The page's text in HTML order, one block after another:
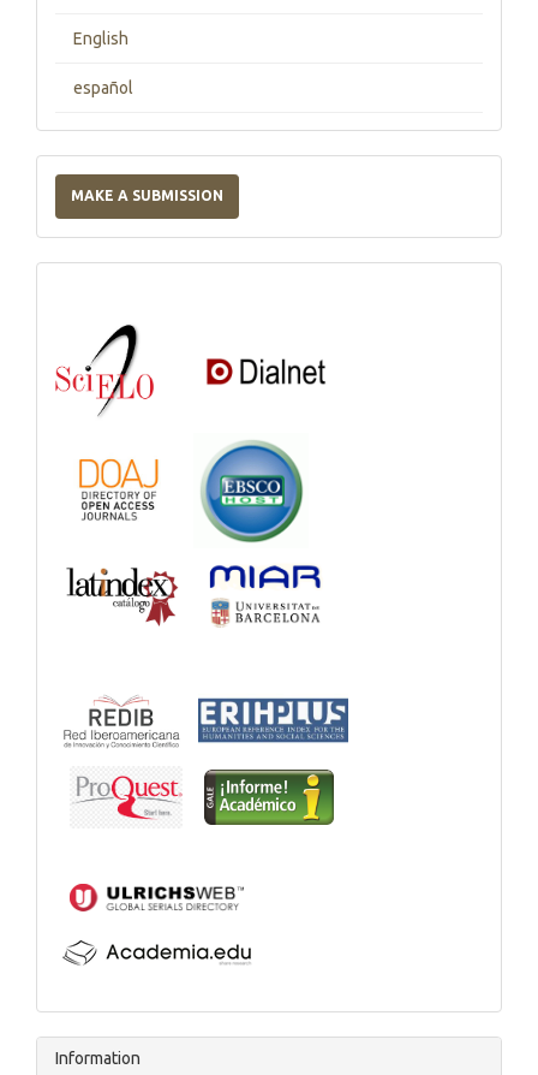
English
español
a
Submission
MAKE A SUBMISSION
Catalogs
Information